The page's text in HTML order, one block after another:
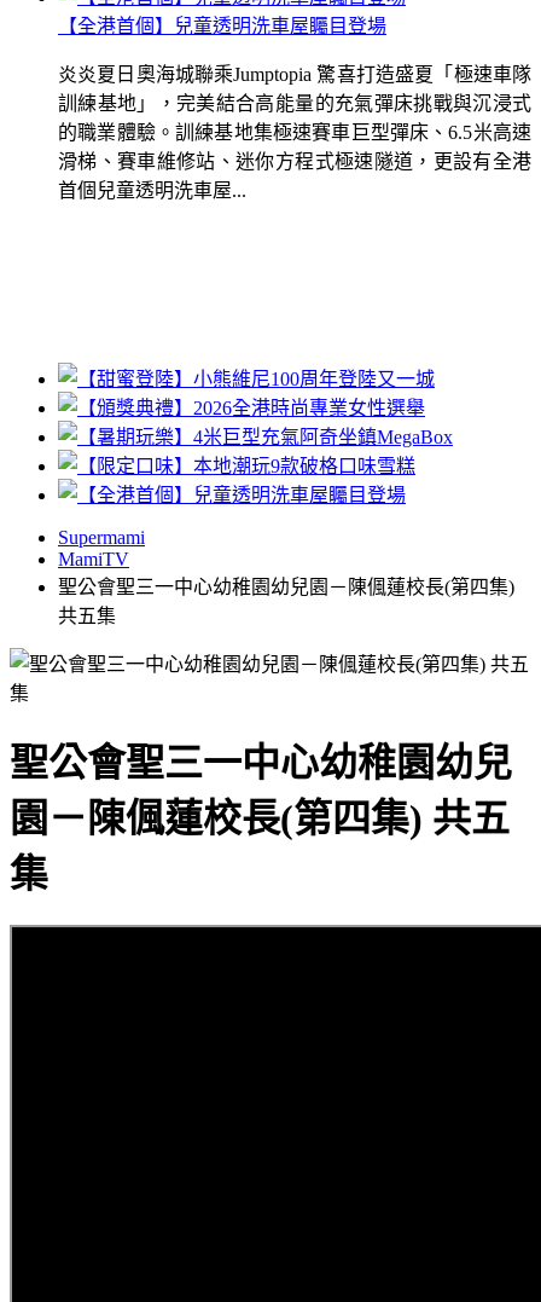
【全港首個】兒童透明洗車屋矚目登場
炎炎夏日奧海城聯乘Jumptopia 驚喜打造盛夏「極速車隊
訓練基地」，完美結合高能量的充氣彈床挑戰與沉浸式
的職業體驗。訓練基地集極速賽車巨型彈床、6.5米高速
滑梯、賽車維修站、迷你方程式極速隧道，更設有全港
首個兒童透明洗車屋...
Supermami
MamiTV
聖公會聖三一中心幼稚園幼兒園－陳偑蓮校長(第四集)
共五集
聖公會聖三一中心幼稚園幼兒
園－陳偑蓮校長(第四集) 共五
集